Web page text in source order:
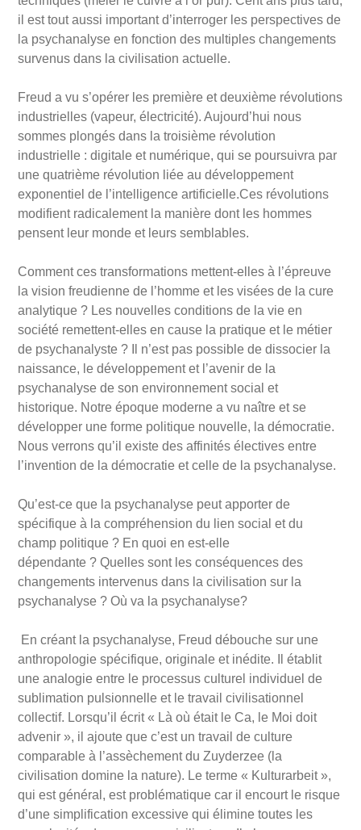
il est tout aussi important d’interroger les perspectives de
la psychanalyse en fonction des multiples changements
survenus dans la civilisation actuelle.
Freud a vu s’opérer les première et deuxième révolutions
industrielles (vapeur, électricité). Aujourd’hui nous
sommes plongés dans la troisième révolution
industrielle : digitale et numérique, qui se poursuivra par
une quatrième révolution liée au développement
exponentiel de l ’intelligence artificielle.Ces révolutions
modifient radicalement la manière dont les hommes
pensent leur monde et leurs semblables.
Comment ces transformations mettent-elles à ’épreuve
la vision freudienne de l ’homme et les visées de la cure
analytique ? Les nouvelles conditions de la vie en
société remettent-elles en cause la pratique et le métier
de psychanalyste ? Il n’est pas possible de dissocier la
naissance, le développement et l ’avenir de la
psychanalyse de son environnement social et
historique. Notre époque moderne a vu naître et se
développer une forme politique nouvelle, la démocratie.
Nous verrons qu’il existe des affinités électives entre
’invention de la démocratie et celle de la psychanalyse.
Qu’est-ce que la psychanalyse peut apporter de
spécifique à la compréhension du lien social et du
champ politique ? En quoi en est-elle
dépendante ? Quelles sont les conséquences des
changements intervenus dans la civilisation sur la
psychanalyse ? Où va la psychanalyse?
En créant la psychanalyse, Freud débouche sur une
anthropologie spécifique, originale et inédite. Il établit
une analogie entre le processus culturel individuel de
sublimation pulsionnelle et le travail civilisationnel
collectif. Lorsqu’il écrit« Là où était le Ca, le Moi doit
advenir », il ajoute que c’est un travail de culture
comparable à l’assèchement du Zuyderzee (la
civilisation domine la nature). Le terme « Kulturarbeit»,
qui est général, est problématique car il encourt le risque
d’une simplification excessive qui élimine toutes les